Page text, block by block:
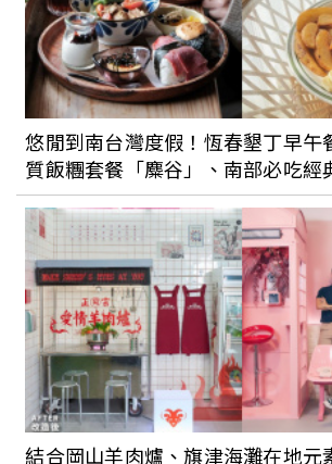
悠閒到南台灣度假！恆春墾丁早午
質飯糰套餐「麋谷」、南部必吃經
可晨食」
結合岡山羊肉爐、旗津海灘在地元